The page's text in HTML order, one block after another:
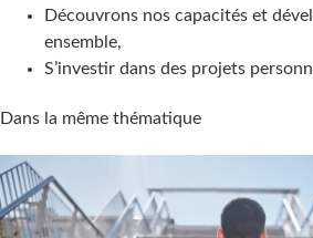
Découvrons nos capacités et
ensemble,
S’investir dans des projets
Dans la même thématique